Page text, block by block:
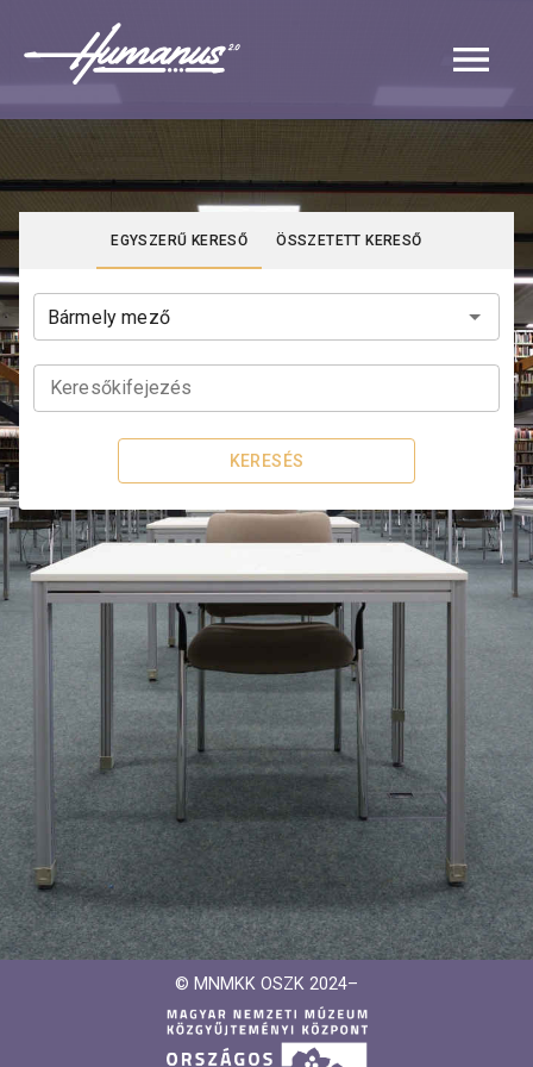
EGYSZERŰ KERESŐ ÖSSZETETT KERESŐ
Keresőkifejezés
KERESÉS
© MNMKK OSZK 2024–